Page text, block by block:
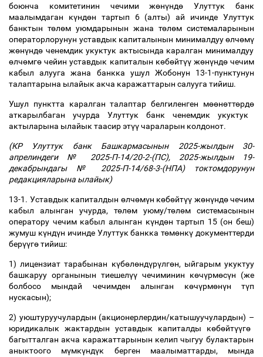
боюнча комитетинин чечими жөнүндө Улуттук банк
маалымдаган күндөн тартып 6 (алты) ай ичинде Улуттук
банктын төлөм уюмдарынын жана төлөм системаларынын
операторлорунун уставдык капиталынын минималдууөлчөмү
жөнүндө ченемдик укуктук актысында каралган минималдуу
өлчөмгө чейин уставдык капиталын көбөйтүүжөнүндөчечим
кабыл алууга жана банкка ушул Жобонун 13-1-пунктунун
талаптарына ылайык акча каражаттарын салууга тийиш.
Ушул пунктта каралган талаптар белгиленген мөөнөттөрдө
аткарылбаган учурда Улуттук банк ченемдик укуктук
актыларына ылайык таасир этүүчараларын колдонот.
(КР Улуттук банк Башкармасынын 2025-жылдын 30-
апрелиндеги № 2025-П-14/20-2-(ПС), 2025-жылдын 19-
декабрындагы № 2025-П-14/68-3-(НПА) токтомдорунун
редакцияларына ылайык)
13-1. Уставдык капиталдын өлчөмүн көбөйтүү жөнүндөчечим
кабыл алынган учурда, төлөм уюму/төлөм системасынын
оператору чечим кабыл алынган күндөн тартып 15 (он беш)
жумуш күндүн ичинде Улуттук банкка төмөнкү документтерди
берүүгөтийиш:
1) лицензиат тарабынан күбөлөндүрүлгөн, ыйгарым укуктуу
башкаруу органынын тиешелүү чечиминин көчүрмөсүн (же
болбосо мындай чечимден алынган көчүрмөнүн түп
нускасын);
2) уюштуруучулардын (акционерлердин/катышуучулардын) –
юридикалык жактардын уставдык капиталды көбөйтүүгө
багытталган акча каражаттарынын келип чыгуу булактарын
аныктоого мүмкүндүк берген маалыматтарды, мында